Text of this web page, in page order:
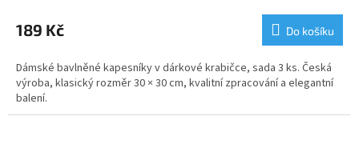
189 Kč Do košíku
Dámské bavlněné kapesníky v dárkové krabičce, sada 3 ks. Česká
výroba, klasický rozměr 30 × 30 cm, kvalitní zpracování a elegantní
balení.